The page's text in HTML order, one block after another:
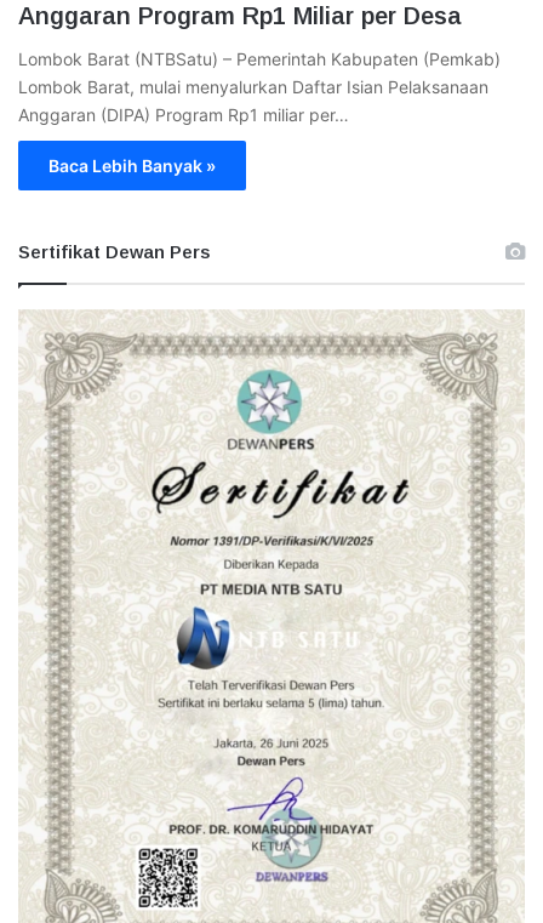
Anggaran Program Rp1 Miliar per Desa
Lombok Barat (NTBSatu) – Pemerintah Kabupaten (Pemkab)
Lombok Barat, mulai menyalurkan Daftar Isian Pelaksanaan
Anggaran (DIPA) Program Rp1 miliar per…
Baca Lebih Banyak »
Sertifikat Dewan Pers